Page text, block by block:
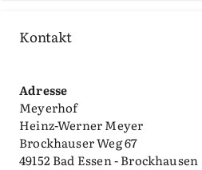
Kontakt
Adresse
Meyerhof
Heinz-Werner Meyer
Brockhauser Weg 67
49152 Bad Essen - Brockhausen